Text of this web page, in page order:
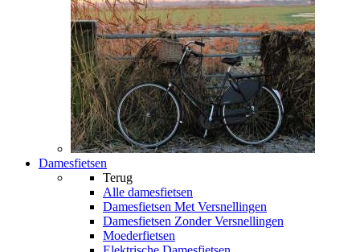
Damesfietsen
Terug
Alle damesfietsen
Damesfietsen Met Versnellingen
Damesfietsen Zonder Versnellingen
Moederfietsen